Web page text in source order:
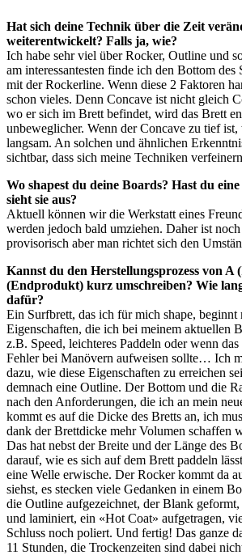
Hat sich deine Technik über die Zeit
weiterentwickelt? Falls ja, wie?
Ich habe sehr viel über Rocker, Outline und
am interessantesten finde ich den Bottom
mit der Rockerline. Wenn diese 2 Faktoren
schon vieles. Denn Concave ist nicht gleich
wo er sich im Brett befindet, wird das Brett
unbeweglicher. Wenn der Concave zu tief
langsam. An solchen und ähnlichen
sichtbar, dass sich meine Techniken
Wo shapest du deine Boards? Hast du
sieht sie aus?
Aktuell können wir die Werkstatt eines
werden jedoch bald umziehen. Daher ist
provisorisch aber man richtet sich den
Kannst du den Herstellungsprozess von A
(Endprodukt) kurz umschreiben? Wie
dafür?
Ein Surfbrett, das ich für mich shape, beginnt
Eigenschaften, die ich bei meinem aktuellen
z.B. Speed, leichteres Paddeln oder wenn
Fehler bei Manövern aufweisen sollte… Ich
dazu, wie diese Eigenschaften zu erreichen
demnach eine Outline. Der Bottom und die
nach den Anforderungen, die ich an mein
kommt es auf die Dicke des Bretts an, ich
dank der Brettdicke mehr Volumen schaffen
Das hat nebst der Breite und der Länge des
darauf, wie es sich auf dem Brett paddeln
eine Welle erwische. Der Rocker kommt da
siehst, es stecken viele Gedanken in einem
die Outline aufgezeichnet, der Blank geformt,
und laminiert, ein «Hot Coat» aufgetragen,
Schluss noch poliert. Und fertig! Das ganze
11 Stunden, die Trockenzeiten sind dabei